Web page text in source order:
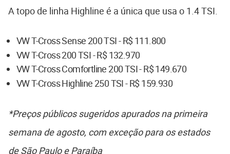
A topo de linha Highline é a única que usa o 1.4 TSI.
VW T-Cross Sense 200 TSI - R$ 111.800
VW T-Cross 200 TSI - R$ 132.970
VW T-Cross Comfortline 200 TSI - R$ 149.670
VW T-Cross Highline 250 TSI - R$ 159.930
*Preços públicos sugeridos apurados na primeira
semana de agosto, com exceção para os estados
de São Paulo e Paraíba